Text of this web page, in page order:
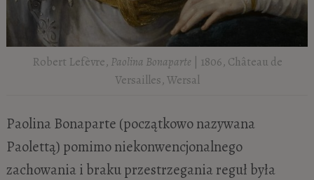
Robert Lefèvre, Paolina Bonaparte | 1806, Château de
Versailles, Wersal
Paolina Bonaparte (początkowo nazywana
Paolettą) pomimo niekonwencjonalnego
zachowania i braku przestrzegania reguł była